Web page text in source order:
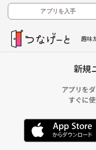
アプリを入手
趣味
新規
アプリを
すぐに